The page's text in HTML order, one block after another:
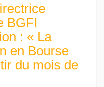
BGFI
: « La
en Bourse
du mois de